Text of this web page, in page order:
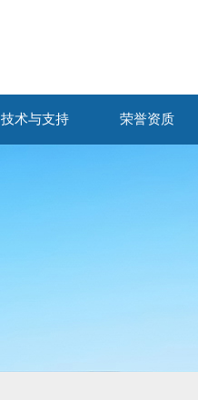
技术与支持 荣誉资质